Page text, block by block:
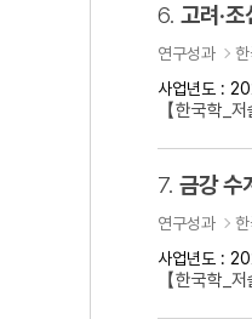
6. 고려·
연구성과
사업년도 :
【한국학
7. 금강 수
연구성과
사업년도 :
【한국학_